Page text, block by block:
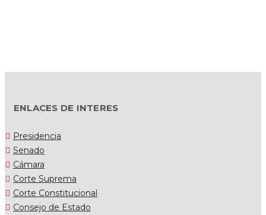
ENLACES DE INTERES
Presidencia
Senado
Cámara
Corte Suprema
Corte Constitucional
Consejo de Estado